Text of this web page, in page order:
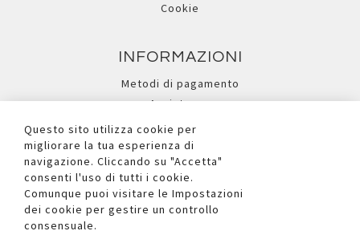
Cookie
INFORMAZIONI
Metodi di pagamento
Assistenza
Ricerca avanzata
I NOSTRI SOCIAL
Questo sito utilizza cookie per
migliorare la tua esperienza di
navigazione. Cliccando su "Accetta"
consenti l'uso di tutti i cookie.
Comunque puoi visitare le Impostazioni
dei cookie per gestire un controllo
consensuale.